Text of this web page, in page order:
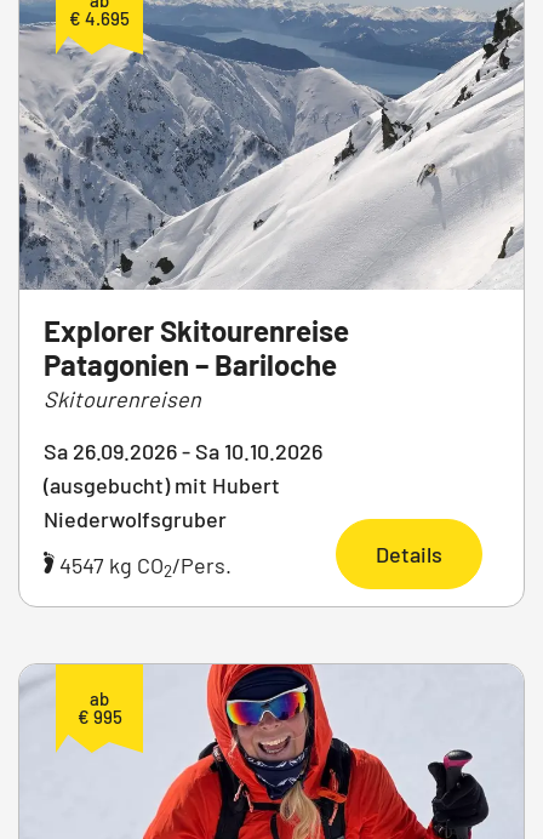
€ 4.695
Explorer Skitourenreise
Patagonien – Bariloche
Skitourenreisen
Sa 26.09.2026 - Sa 10.10.2026
(ausgebucht) mit Hubert
Niederwolfsgruber
4547 kg CO2/Pers. Details
ab
€ 995